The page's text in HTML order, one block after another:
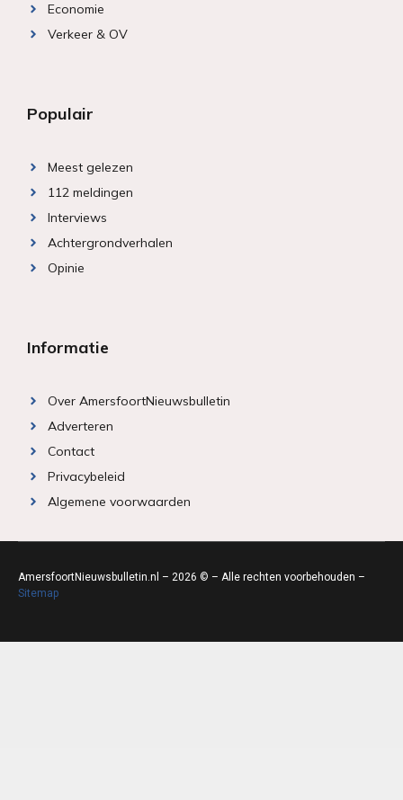
Economie
Verkeer & OV
Populair
Meest gelezen
112 meldingen
Interviews
Achtergrondverhalen
Opinie
Informatie
Over AmersfoortNieuwsbulletin
Adverteren
Contact
Privacybeleid
Algemene voorwaarden
AmersfoortNieuwsbulletin.nl – 2026 © – Alle rechten voorbehouden –
Sitemap